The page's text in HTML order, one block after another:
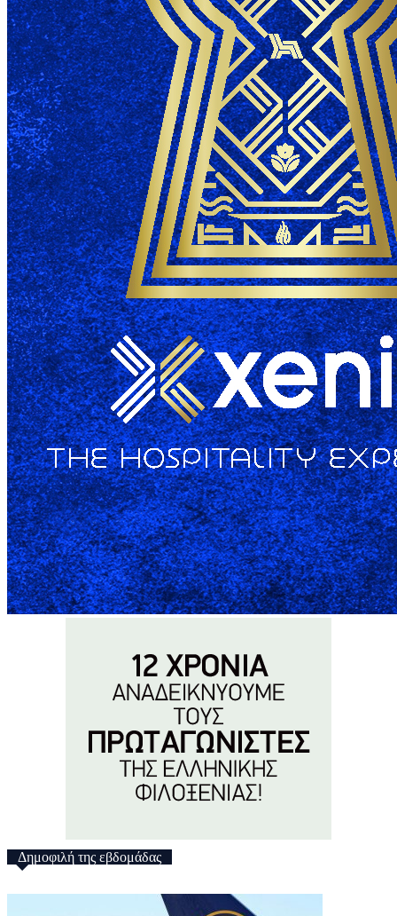
Δημοφιλή της εβδομάδας